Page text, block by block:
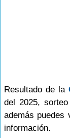
Resultado de la
del 2025,
además
información.